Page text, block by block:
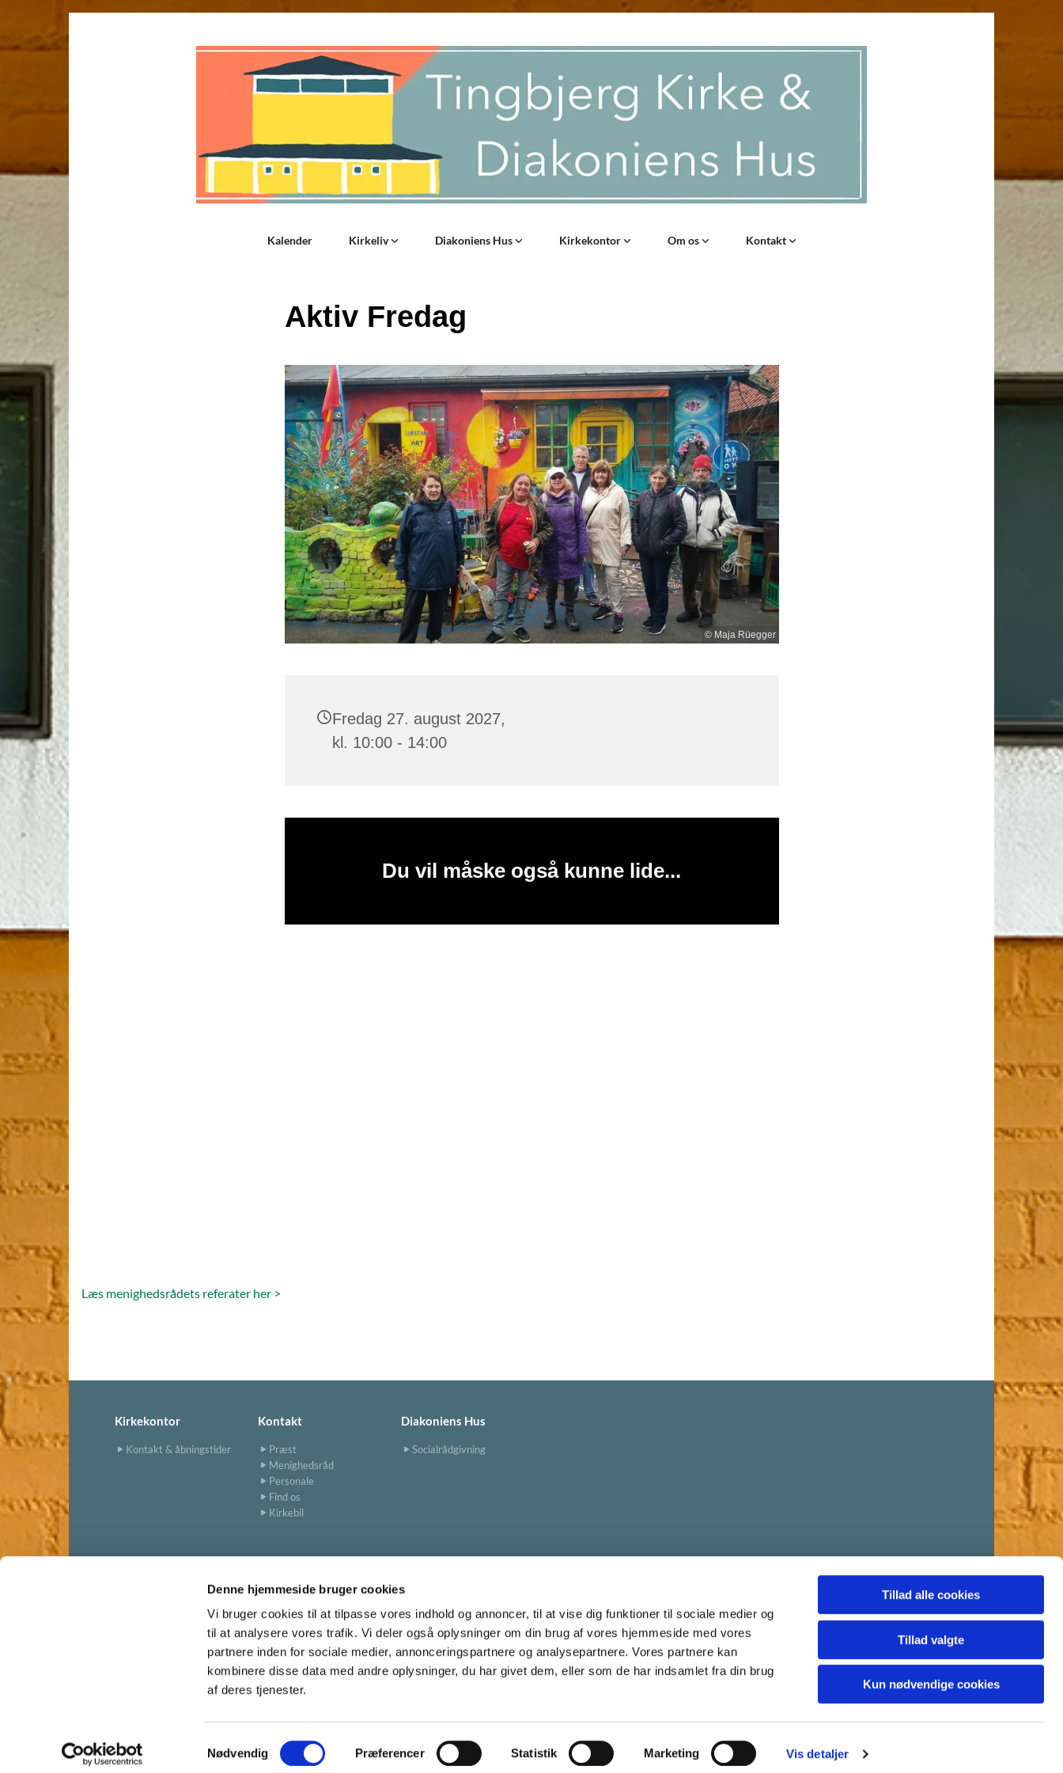
Denne hjemmeside bruger cookies
Vi bruger cookies til at tilpasse vores indhold og annoncer, til at vise dig funktioner til sociale medier og
til at analysere vores trafik. Vi deler også oplysninger om din brug af vores hjemmeside med vores
partnere inden for sociale medier, annonceringspartnere og analysepartnere. Vores partnere kan
kombinere disse data med andre oplysninger, du har givet dem, eller som de har indsamlet fra din brug
af deres tjenester.
a
Nødvendig Præferencer Statistik Marketing Vis detaljer
Tillad alle cookies
Tillad valgte
Kun nødvendige cookies
Kalender Kirkeliv Diakoniens Hus Kirkekontor Om os Kontakt
Aktiv Fredag
© Maja Rüegger
Fredag 27. august 2027,
kl. 10:00 - 14:00
Du vil måske også kunne lide...
Læs menighedsrådets referater her >
Kirkekontor
Kontakt & åbningstider
Kontakt
Præst
Menighedsråd
Personale
Find os
Kirkebil
Diakoniens Hus
Socialrådgivning
Cookiepolitik